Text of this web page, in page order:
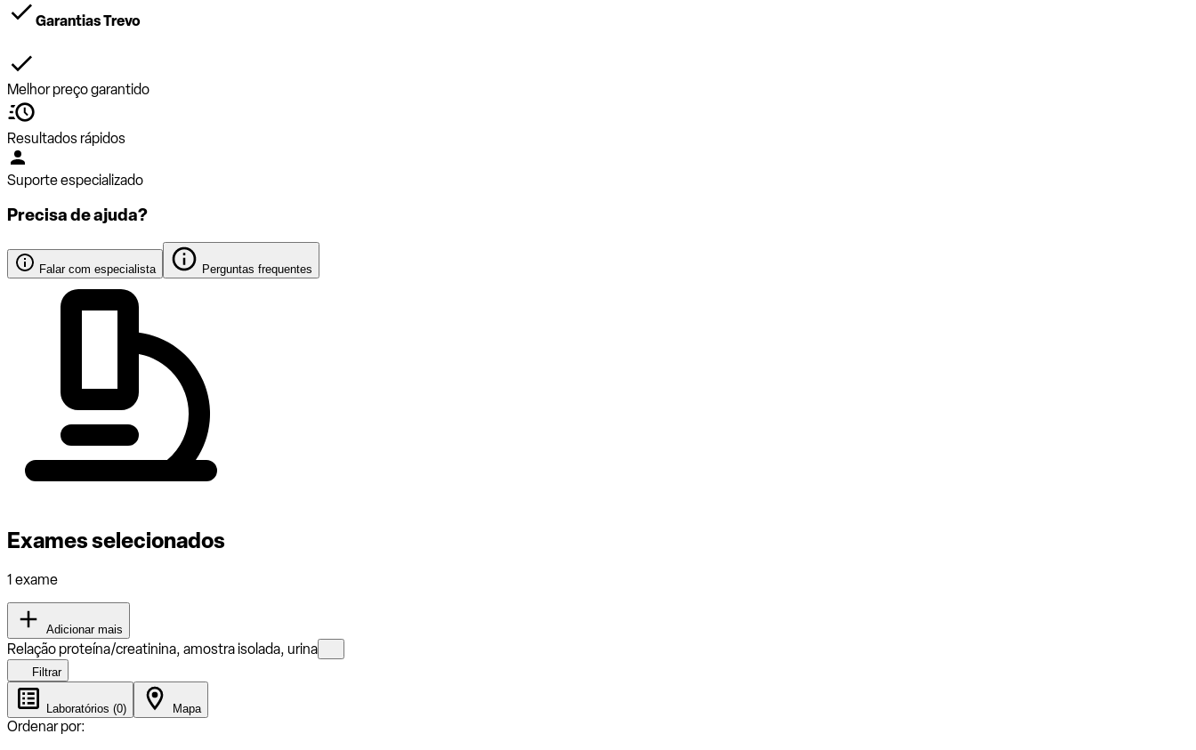
Garantias Trevo
Melhor preço garantido
Resultados rápidos
Suporte especializado
Precisa de ajuda?
Falar com especialista Perguntas frequentes
Exames selecionados
1 exame
Adicionar mais
Relação proteína/creatinina, amostra isolada, urina
Filtrar
Laboratórios (0) Mapa
Ordenar por: